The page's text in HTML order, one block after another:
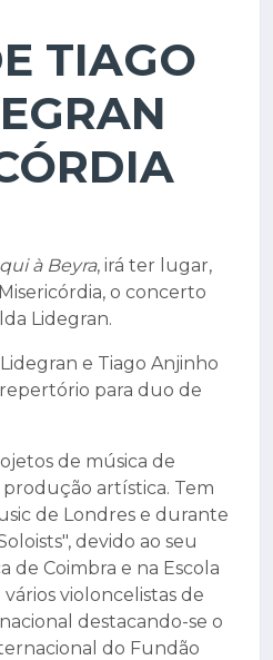
TIAGO
à Beyra, irá ter lugar,
o concerto
Lidegran.
e Tiago Anjinho
para duo de
de música de
artística. Tem
de Londres e durante
devido ao seu
de Coimbra e na Escola
violoncelistas de
destacando-se o
do Fundão